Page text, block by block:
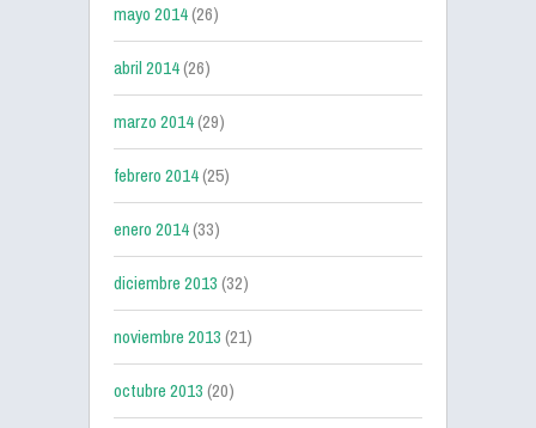
mayo 2014(26)
abril 2014(26)
marzo 2014(29)
febrero 2014(25)
enero 2014(33)
diciembre 2013(32)
noviembre 2013(21)
octubre 2013(20)